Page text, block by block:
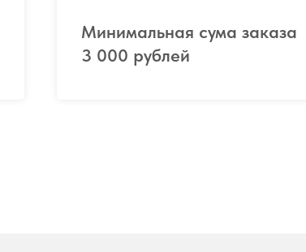
Минимальная сума заказа
3 000 рублей